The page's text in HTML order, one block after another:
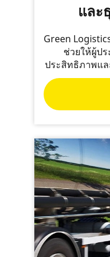
และ
Green
ช่วยให้ผู้ป
ประสิทธิภาพแ